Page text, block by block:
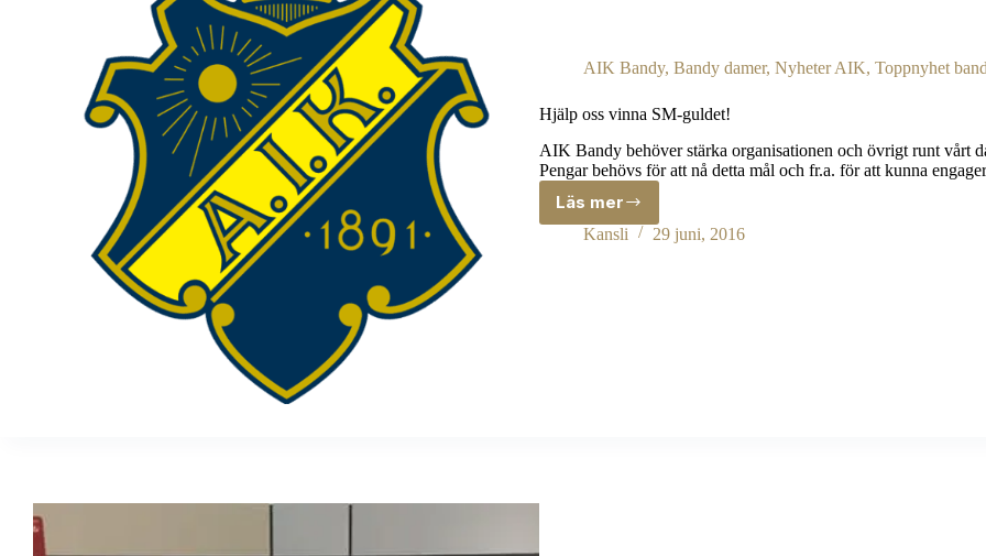
AIK Bandy, Bandy damer, Nyheter AIK, Toppnyhet
Hjälp oss vinna SM-guldet!
AIK Bandy behöver stärka organisationen och övrigt runt vårt
Pengar behövs för att nå detta mål och fr.a. för att kunna
Läs mer
Hjälp
oss
Kansli 29 juni, 2016